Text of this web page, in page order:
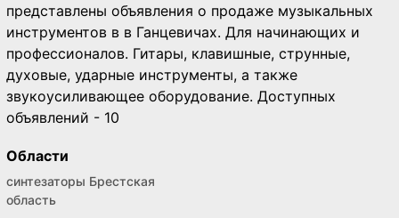
представлены объявления о продаже музыкальных
инструментов в в Ганцевичах. Для начинающих и
профессионалов. Гитары, клавишные, струнные,
духовые, ударные инструменты, а также
звукоусиливающее оборудование. Доступных
объявлений - 10
Области
синтезаторы Брестская
область